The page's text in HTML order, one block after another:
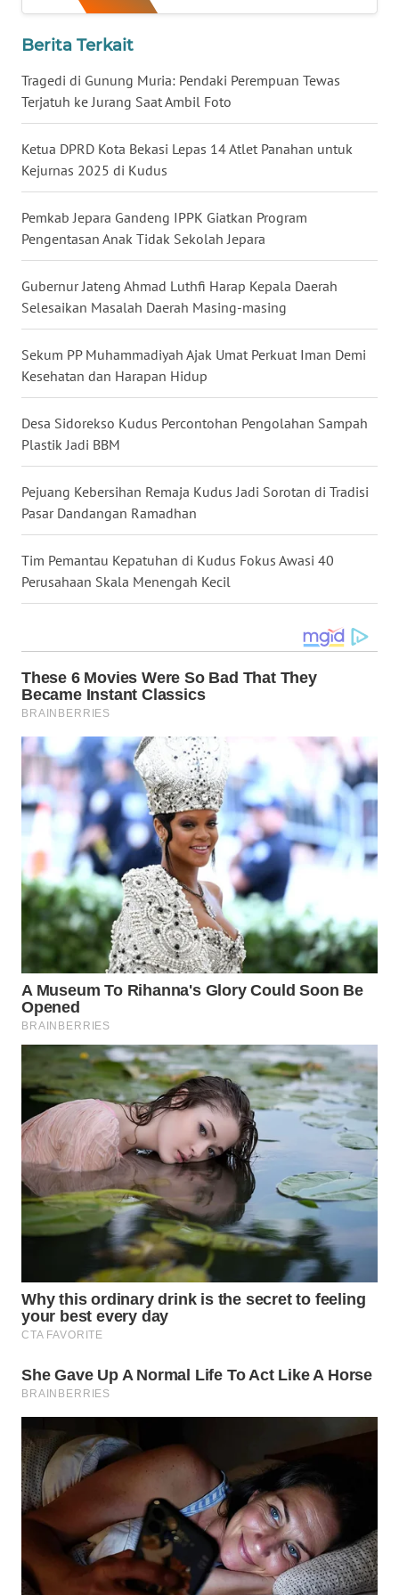
Berita Terkait
Tragedi di Gunung Muria: Pendaki Perempuan Tewas
Terjatuh ke Jurang Saat Ambil Foto
Ketua DPRD Kota Bekasi Lepas 14 Atlet Panahan untuk
Kejurnas 2025 di Kudus
Pemkab Jepara Gandeng IPPK Giatkan Program
Pengentasan Anak Tidak Sekolah Jepara
Gubernur Jateng Ahmad Luthfi Harap Kepala Daerah
Selesaikan Masalah Daerah Masing-masing
Sekum PP Muhammadiyah Ajak Umat Perkuat Iman Demi
Kesehatan dan Harapan Hidup
Desa Sidorekso Kudus Percontohan Pengolahan Sampah
Plastik Jadi BBM
Pejuang Kebersihan Remaja Kudus Jadi Sorotan di Tradisi
Pasar Dandangan Ramadhan
Tim Pemantau Kepatuhan di Kudus Fokus Awasi 40
Perusahaan Skala Menengah Kecil
BENGKULU
LAMPUNG
WN
JATENG
WN
WN
WN
KALBAR
WN
KALTENG
WN
KALTARA
WN
KALSEL
WN
KALTIM
WN
SULSEL
WN
GORONTALO
WN
SULUT
MALUKU
WN
MALUT
WN
DAIRI
WN
DANAU
TOBA
NIAS
WN
WN
SELATAN
TANJUNG
WN
KARO